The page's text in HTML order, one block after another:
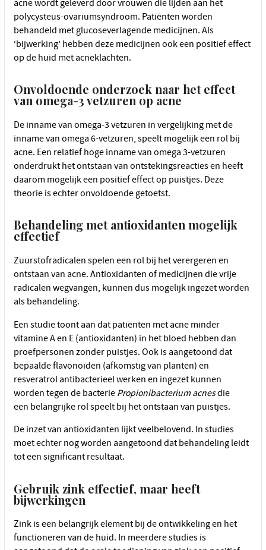
acne wordt geleverd door vrouwen die lijden aan het
polycysteus-ovariumsyndroom. Patiënten worden
behandeld met glucoseverlagende medicijnen. Als
‘bijwerking’ hebben deze medicijnen ook een positief effect
op de huid met acneklachten.
Onvoldoende onderzoek naar het effect
van omega-3 vetzuren op acne
De inname van omega-3 vetzuren in vergelijking met de
inname van omega 6-vetzuren, speelt mogelijk een rol bij
acne. Een relatief hoge inname van omega 3-vetzuren
onderdrukt het ontstaan van ontstekingsreacties en heeft
daarom mogelijk een positief effect op puistjes. Deze
theorie is echter onvoldoende getoetst.
Behandeling met antioxidanten mogelijk
effectief
Zuurstofradicalen spelen een rol bij het verergeren en
ontstaan van acne. Antioxidanten of medicijnen die vrije
radicalen wegvangen, kunnen dus mogelijk ingezet worden
als behandeling.
Een studie toont aan dat patiënten met acne minder
vitamine A en E (antioxidanten) in het bloed hebben dan
proefpersonen zonder puistjes. Ook is aangetoond dat
bepaalde flavonoïden (afkomstig van planten) en
resveratrol antibacterieel werken en ingezet kunnen
worden tegen de bacterie Propionibacterium acnesdie
een belangrijke rol speelt bij het ontstaan van puistjes.
De inzet van antioxidanten lijkt veelbelovend. In studies
moet echter nog worden aangetoond dat behandeling leidt
tot een significant resultaat.
Gebruik zink effectief, maar heeft
bijwerkingen
Zink is een belangrijk element bij de ontwikkeling en het
functioneren van de huid. In meerdere studies is